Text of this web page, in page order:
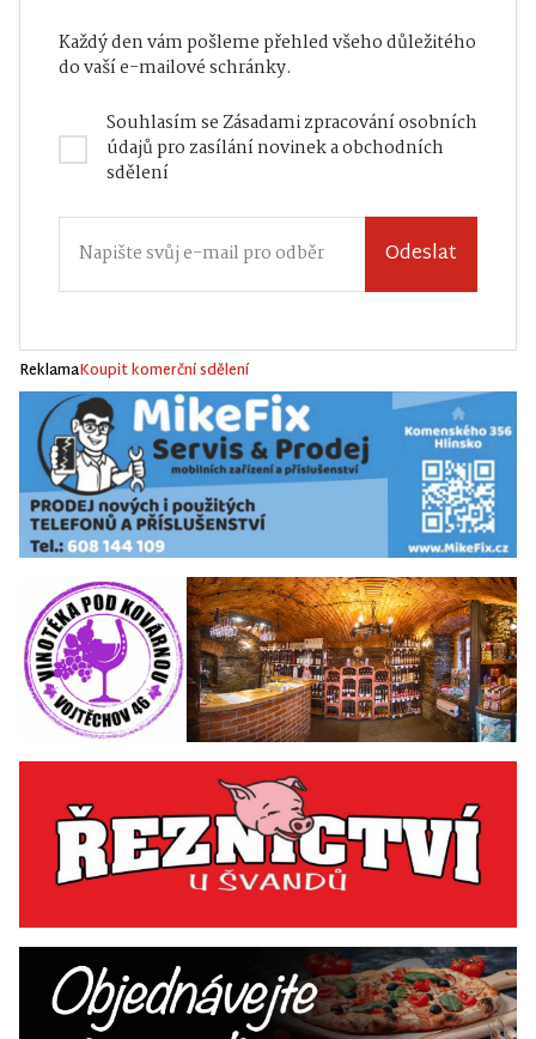
Každý den vám pošleme přehled všeho důležitého
do vaší e-mailové schránky.
Souhlasím seZásadami zpracování osobních
údajůpro zasílání novinek a obchodních
sdělení
Odeslat
ReklamaKoupit komerční sdělení